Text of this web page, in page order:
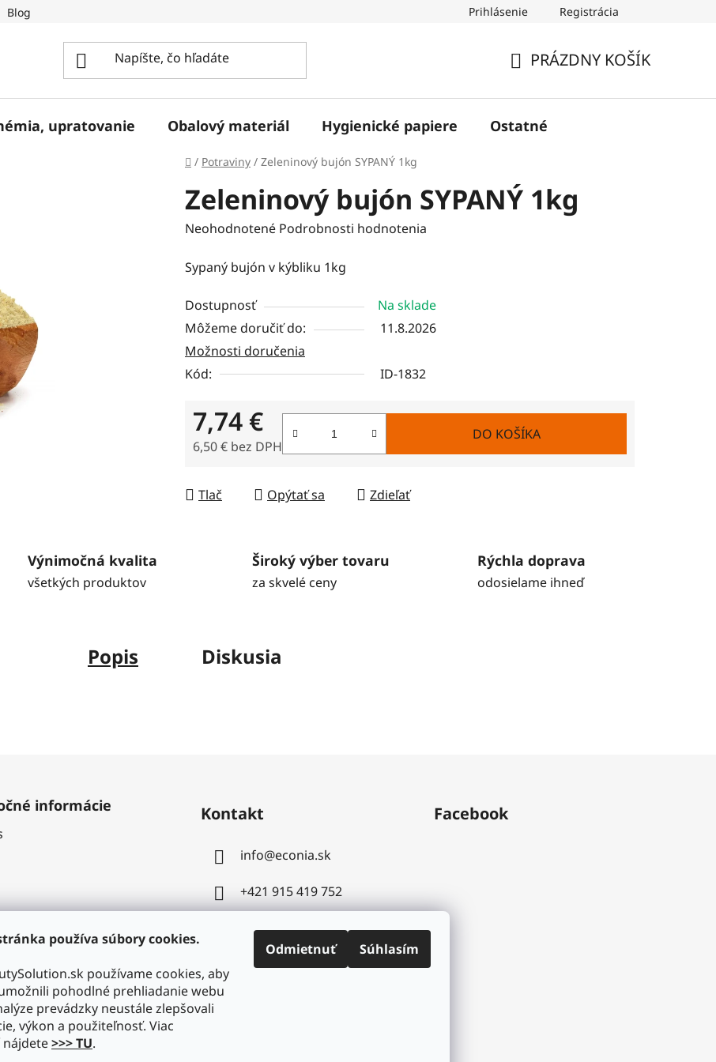
používa súbory cookies.
používame cookies, aby
pohodlné prehliadanie webu
prevádzky neustále zlepšovali
výkon a použiteľnosť. Viac
>>> TU.
Odmietnuť Súhlasím
Blog Prihlásenie Registrácia
KOŠÍK
PRÁZDNY KOŠÍK
upratovanie Obalový materiál Hygienické papiere Ostatné
Domov
/ Potraviny / Zeleninový bujón SYPANÝ 1kg
Zeleninový bujón SYPANÝ 1kg
Priemerné
produktu
0,0
z
5
hviezdičiek.
Neohodnotené Podrobnosti hodnotenia
Sypaný bujón v kýbliku 1kg
Dostupnosť
Na sklade
Môžeme doručiť do:
11.8.2026
Možnosti doručenia
Kód:
ID-1832
7,74 €
6,50 € bez DPH
DO KOŠÍKA
Tlač Opýtať sa Zdieľať
Výnimočná kvalita
všetkých produktov
Široký výber tovaru
za skvelé ceny
Rýchla doprava
odosielame ihneď
Popis Diskusia
informácie Kontakt
info@econia.sk
+421 915 419 752
Facebook